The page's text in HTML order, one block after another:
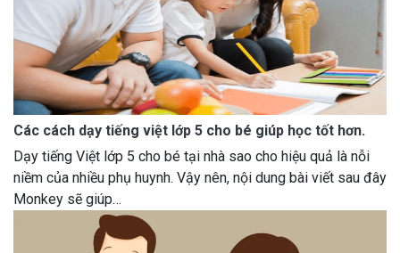
Các cách dạy tiếng việt lớp 5 cho bé giúp học tốt hơn.
Dạy tiếng Việt lớp 5 cho bé tại nhà sao cho hiệu quả là nỗi
niềm của nhiều phụ huynh. Vậy nên, nội dung bài viết sau đây
Monkey sẽ giúp…